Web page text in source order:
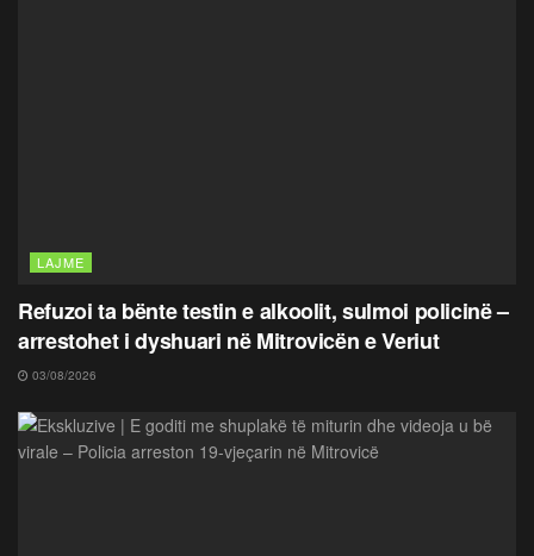
LAJME
Refuzoi ta bënte testin e alkoolit, sulmoi policinë –
arrestohet i dyshuari në Mitrovicën e Veriut
03/08/2026